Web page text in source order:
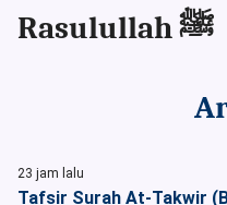
Rasulullah ﷺ
23 jam lalu
Tafsir Surah At-Takwir